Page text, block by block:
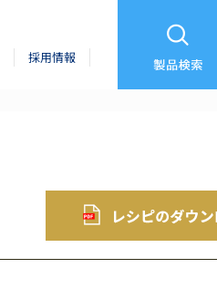
採用情報